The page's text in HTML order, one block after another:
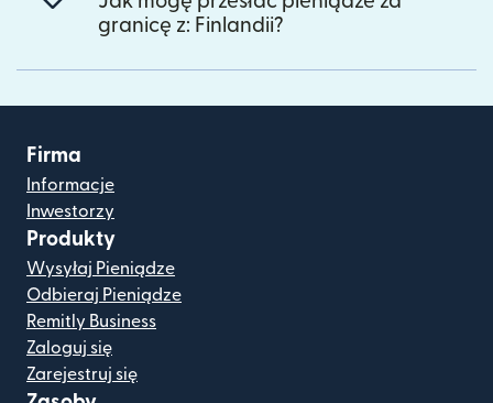
granicę z: Finlandii?
Firma
Informacje
Inwestorzy
Produkty
Wysyłaj Pieniądze
Odbieraj Pieniądze
Remitly Business
Zaloguj się
Zarejestruj się